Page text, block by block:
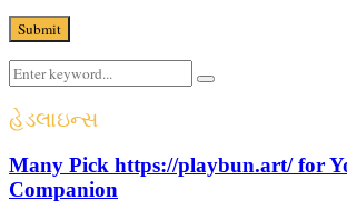
Search
for:
Search
હેડલાઇન્સ
Many Pick https://playbun.art/ for
Companion